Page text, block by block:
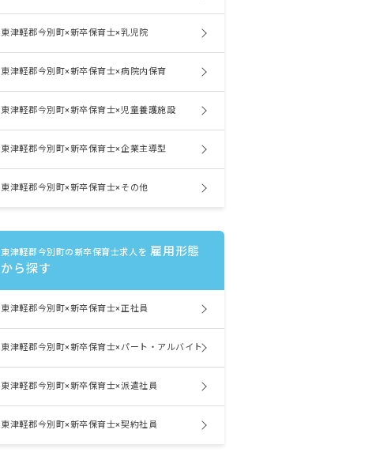
東津軽郡今別町×新卒保育士×乳児院
東津軽郡今別町×新卒保育士×病院内保育
東津軽郡今別町×新卒保育士×児童養護施設
東津軽郡今別町×新卒保育士×企業主導型
東津軽郡今別町×新卒保育士×その他
東津軽郡今別町の新卒保育士求人を 雇用形態
から探す
東津軽郡今別町×新卒保育士×正社員
東津軽郡今別町×新卒保育士×パート・アルバイト
東津軽郡今別町×新卒保育士×派遣社員
東津軽郡今別町×新卒保育士×契約社員